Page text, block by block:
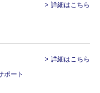
> 詳細はこちら
> 詳細はこちら